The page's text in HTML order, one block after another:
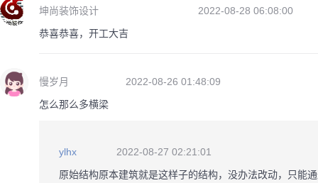
坤尚装饰设计
2022-08-28 06:08:00
恭喜恭喜，开工大吉
慢岁月
2022-08-26 01:48:09
怎么那么多横梁
ylhx
2022-08-27 02:21:01
原始结构原本建筑就是这样子的结构，没办法改动，只能